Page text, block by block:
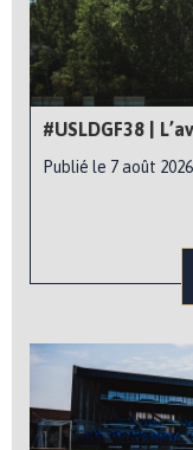
#USLDGF38 |
Publié le 7 août 2026